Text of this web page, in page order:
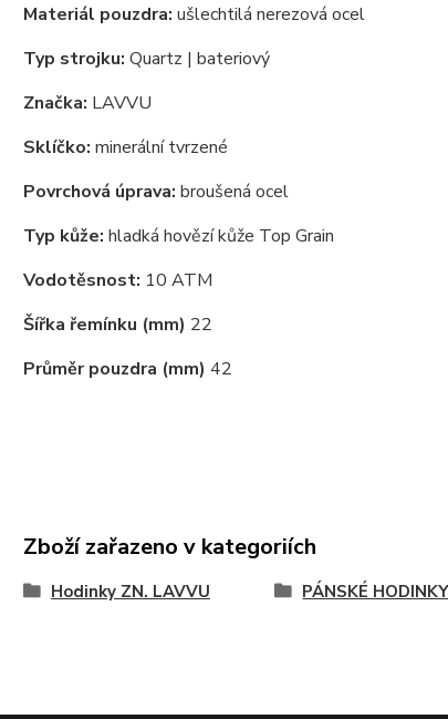
Materiál pouzdra: ušlechtilá nerezová ocel
Typ strojku: Quartz | bateriový
Značka: LAVVU
Sklíčko: minerální tvrzené
Povrchová úprava: broušená ocel
Typ kůže: hladká hovězí kůže Top Grain
Vodotěsnost: 10 ATM
Šířka řemínku (mm) 22
Průměr pouzdra (mm) 42
Zboží zařazeno v kategoriích
Hodinky ZN. LAVVU PÁNSKÉ HODINKY